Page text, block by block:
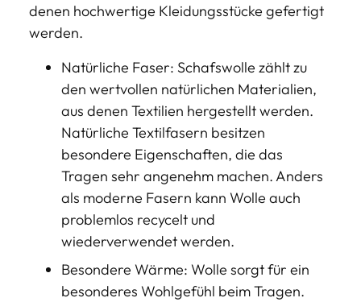
denen hochwertige Kleidungsstücke gefertigt
werden.
Natürliche Faser: Schafswolle zählt zu
den wertvollen natürlichen Materialien,
aus denen Textilien hergestellt werden.
Natürliche Textilfasern besitzen
besondere Eigenschaften, die das
Tragen sehr angenehm machen. Anders
als moderne Fasern kann Wolle auch
problemlos recycelt und
wiederverwendet werden.
Besondere Wärme: Wolle sorgt für ein
besonderes Wohlgefühl beim Tragen.